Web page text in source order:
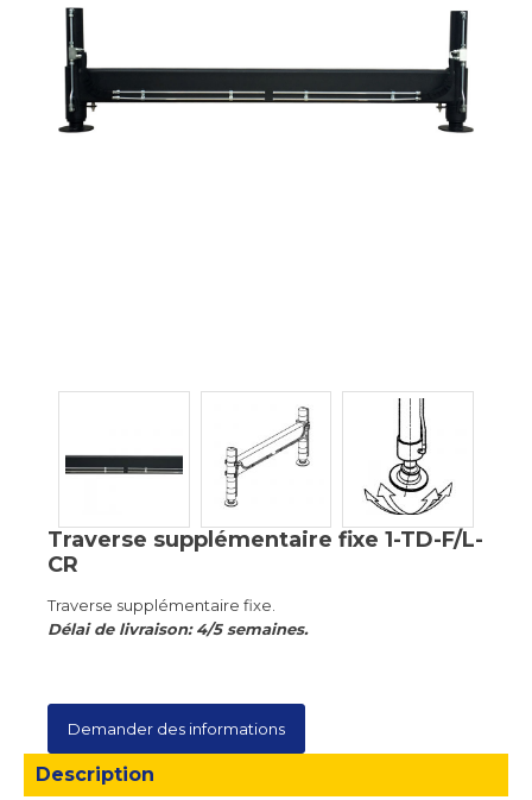
Traverse supplémentaire fixe 1-TD-F/L-
CR
Traverse supplémentaire fixe.
Délai de livraison: 4/5 semaines.
Demander des informations
Description